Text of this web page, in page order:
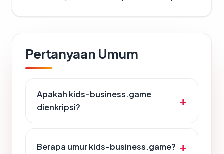
Pertanyaan Umum
Apakah kids-business.game
dienkripsi?
Berapa umur kids-business.game?